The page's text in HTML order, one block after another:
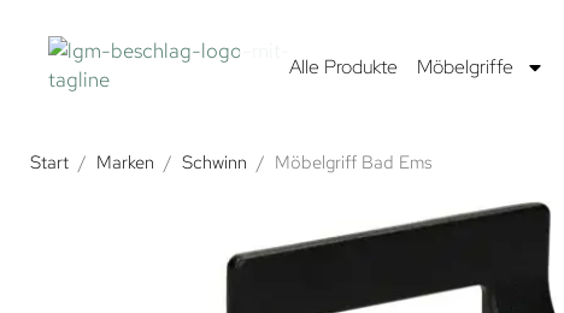
Alle Produkte Möbelgriffe
Start / Marken / Schwinn / Möbelgriff Bad Ems